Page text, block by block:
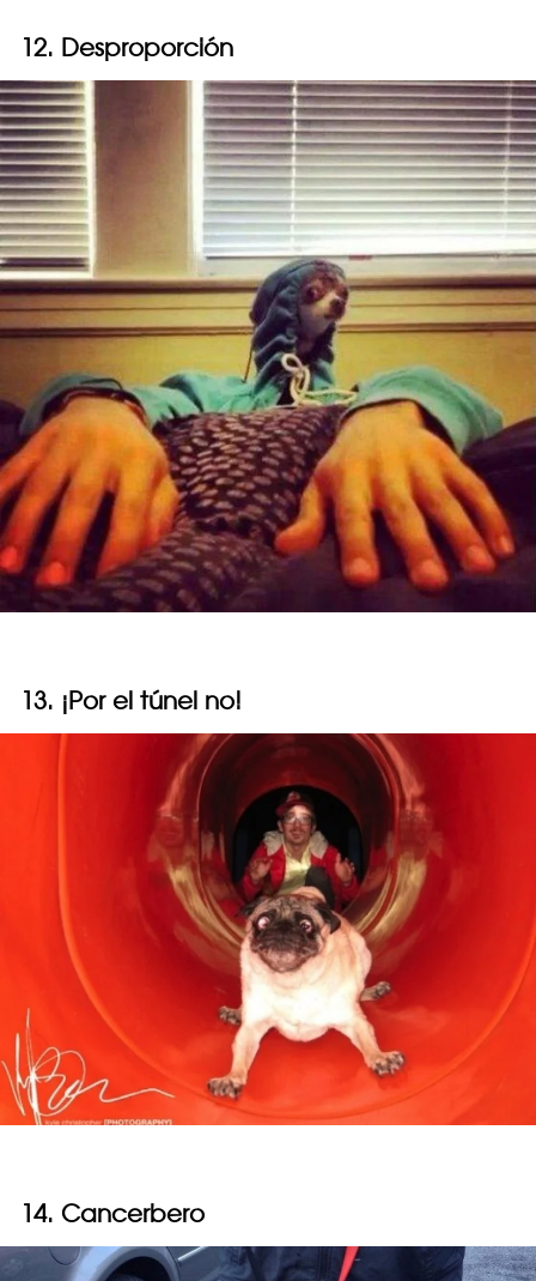
12. Desproporción
13. ¡Por el túnel no!
14. Cancerbero